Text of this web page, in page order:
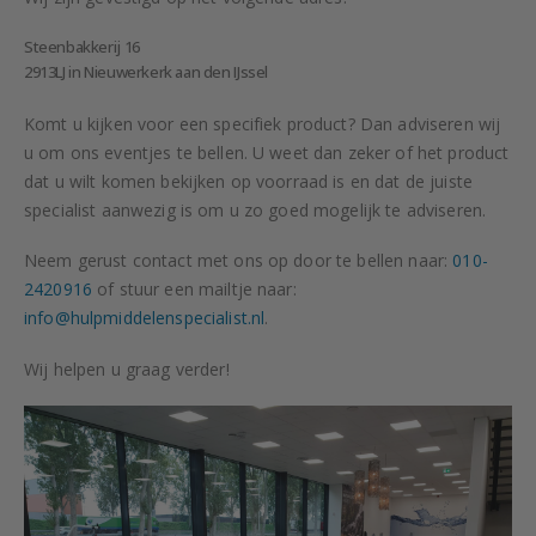
Steenbakkerij 16
2913LJ in Nieuwerkerk aan den IJssel
Komt u kijken voor een specifiek product? Dan adviseren wij
u om ons eventjes te bellen. U weet dan zeker of het product
dat u wilt komen bekijken op voorraad is en dat de juiste
specialist aanwezig is om u zo goed mogelijk te adviseren.
Neem gerust contact met ons op door te bellen naar: 010-
2420916 of stuur een mailtje naar:
info@hulpmiddelenspecialist.nl.
Wij helpen u graag verder!